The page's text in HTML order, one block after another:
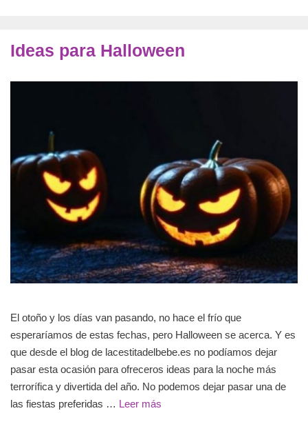
Ideas para Halloween
El otoño y los días van pasando, no hace el frío que
esperaríamos de estas fechas, pero Halloween se acerca. Y es
que desde el blog de lacestitadelbebe.es no podíamos dejar
pasar esta ocasión para ofreceros ideas para la noche más
terrorífica y divertida del año. No podemos dejar pasar una de
las fiestas preferidas … Leer más